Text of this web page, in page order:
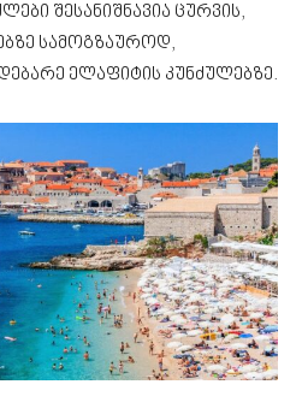
შესანიშნავია ცურვის,
სამოგზაუროდ,
ელაფიტის კუნძულებზე.